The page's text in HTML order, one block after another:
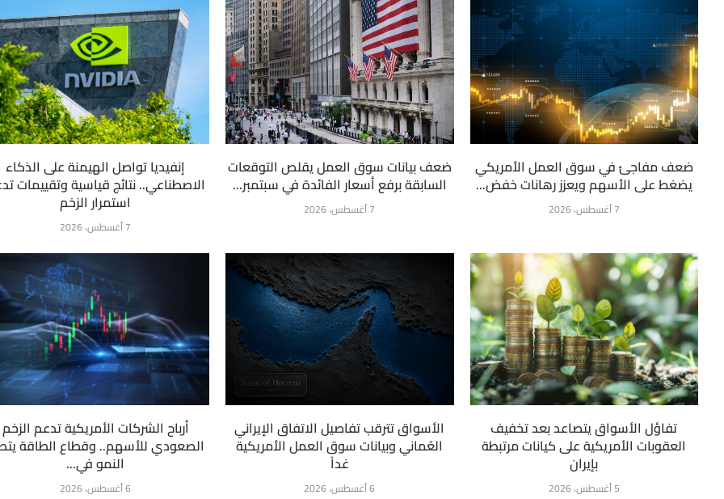
إنفيديا تواصل الهيمنة على الذكاء
الاصطناعي.. نتائج قياسية وتقييمات
استمرار الزخم
7 أغسطس، 2026
ضعف بيانات سوق العمل يقلص التوقعات
السابقة برفع أسعار الفائدة في سبتمبر...
7 أغسطس، 2026
ضعف مفاجئ في سوق العمل الأمريكي
يضغط على الأسهم ويعزز رهانات خفض...
7 أغسطس، 2026
أرباح الشركات الأمريكية تدعم الزخم
الصعودي للأسهم.. وقطاع الطاقة
النمو في...
6 أغسطس، 2026
الأسواق تترقب تفاصيل الاتفاق الإيراني
العُماني وبيانات سوق العمل الأمريكية
غداً
6 أغسطس، 2026
تفاؤل الأسواق يتصاعد بعد تخفيف
العقوبات الأمريكية على كيانات مرتبطة
بإيران
5 أغسطس، 2026